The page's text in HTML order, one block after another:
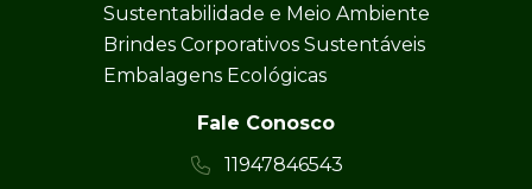
Sustentabilidade e Meio Ambiente
Brindes Corporativos Sustentáveis
Embalagens Ecológicas
Fale Conosco
11947846543